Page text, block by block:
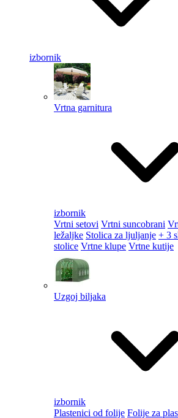
izbornik
Vrtna garnitura
izbornik
Vrtni setovi Vrtni suncobrani
ležaljke Stolica za ljuljanje + 3
stolice Vrtne klupe Vrtne kutije
Uzgoj biljaka
izbornik
Plastenici od folije Folije za